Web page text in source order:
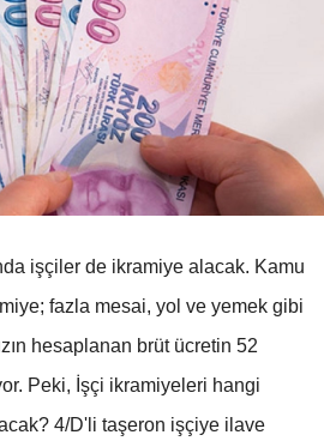
işçiler de ikramiye alacak. Kamu
fazla mesai, yol ve yemek gibi
hesaplanan brüt ücretin 52
Peki, İşçi ikramiyeleri hangi
4/D'li taşeron işçiye ilave